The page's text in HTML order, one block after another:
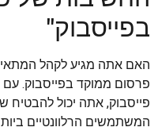
בפייסבוק"
האם אתה מגיע לקהל
פרסום ממוקד בפייסבוק.
פייסבוק, אתה יכול להבטיח
המשתמשים הרלוונטיים